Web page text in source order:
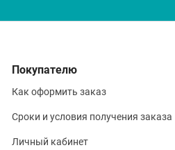
Покупателю
Как оформить заказ
Сроки и условия получения заказа
Личный кабинет